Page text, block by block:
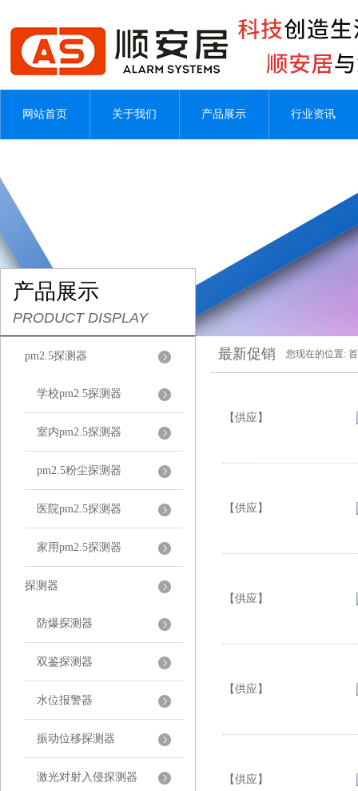
网站首页 关于我们 产品展示 行业资讯
产品展示
PRODUCT DISPLAY
pm2.5探测器
学校pm2.5探测器
室内pm2.5探测器
pm2.5粉尘探测器
医院pm2.5探测器
家用pm2.5探测器
探测器
防爆探测器
双鉴探测器
水位报警器
振动位移探测器
激光对射入侵探测器
最新促销 您现在的位置:
【供应】
【供应】
【供应】
【供应】
【供应】